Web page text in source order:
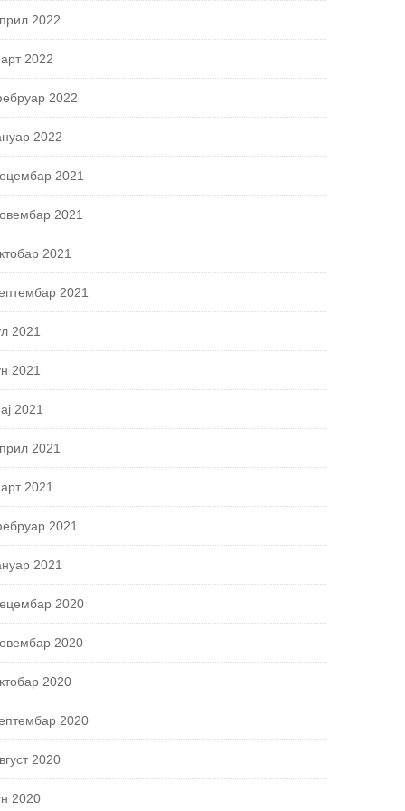
2022
2022
2022
2022
2021
2021
2021
2021
2021
2021
2021
2021
2021
2021
2021
2020
2020
2020
2020
2020
2020